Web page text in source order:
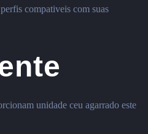
compativeis com suas
unidade ceu agarrado este